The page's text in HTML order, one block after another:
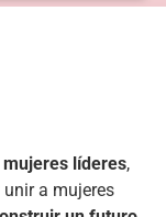
mujeres líderes,
a mujeres